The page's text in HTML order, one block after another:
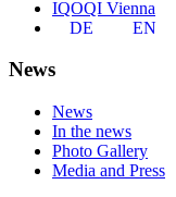
IQOQI Vienna
DE
EN
News
News
In the news
Photo Gallery
Media and Press